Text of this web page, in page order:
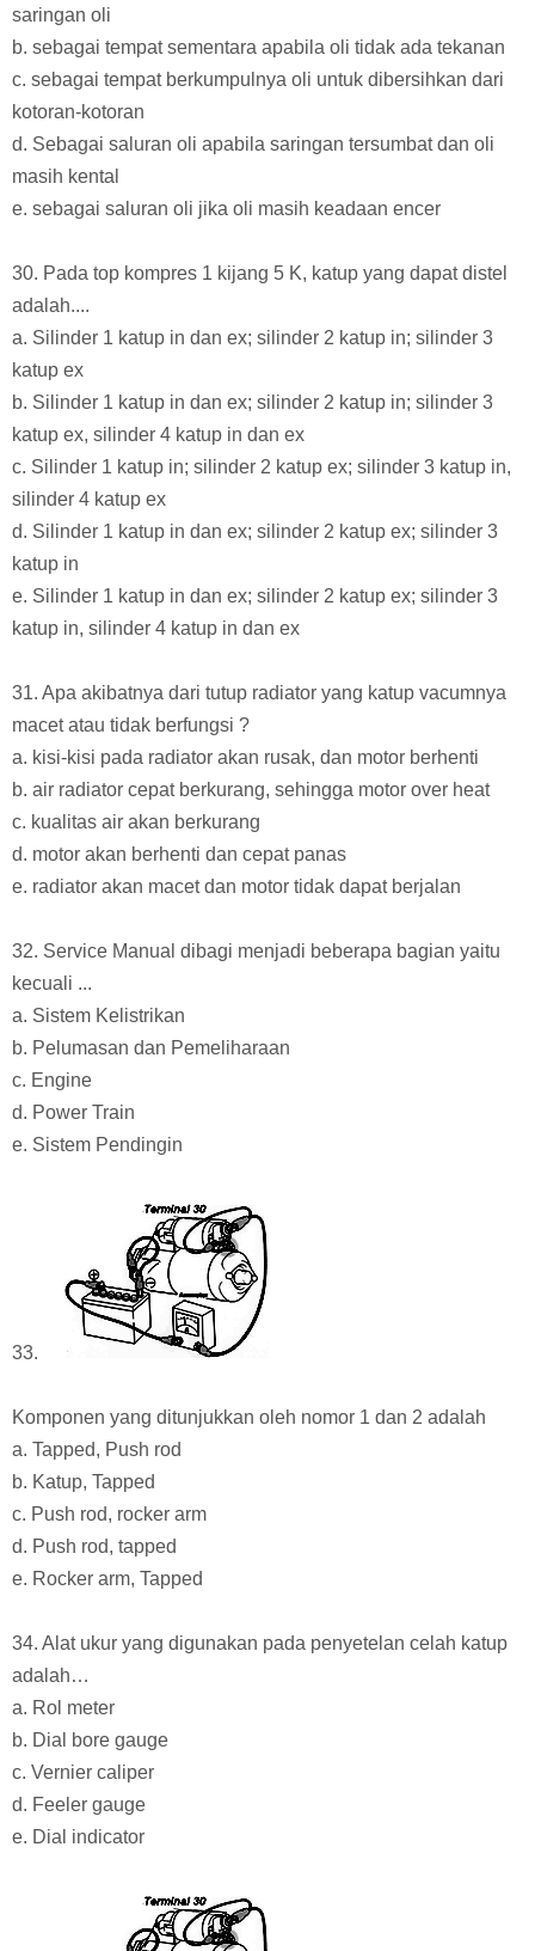
saringan oli
b. sebagai tempat sementara apabila oli tidak ada tekanan
c. sebagai tempat berkumpulnya oli untuk dibersihkan dari
kotoran-kotoran
d. Sebagai saluran oli apabila saringan tersumbat dan oli
masih kental
e. sebagai saluran oli jika oli masih keadaan encer
30. Pada top kompres 1 kijang 5 K, katup yang dapat distel
adalah....
a. Silinder 1 katup in dan ex; silinder 2 katup in; silinder 3
katup ex
b. Silinder 1 katup in dan ex; silinder 2 katup in; silinder 3
katup ex, silinder 4 katup in dan ex
c. Silinder 1 katup in; silinder 2 katup ex; silinder 3 katup in,
silinder 4 katup ex
d. Silinder 1 katup in dan ex; silinder 2 katup ex; silinder 3
katup in
e. Silinder 1 katup in dan ex; silinder 2 katup ex; silinder 3
katup in, silinder 4 katup in dan ex
31. Apa akibatnya dari tutup radiator yang katup vacumnya
macet atau tidak berfungsi ?
a. kisi-kisi pada radiator akan rusak, dan motor berhenti
b. air radiator cepat berkurang, sehingga motor over heat
c. kualitas air akan berkurang
d. motor akan berhenti dan cepat panas
e. radiator akan macet dan motor tidak dapat berjalan
32. Service Manual dibagi menjadi beberapa bagian yaitu
kecuali ...
a. Sistem Kelistrikan
b. Pelumasan dan Pemeliharaan
c. Engine
d. Power Train
e. Sistem Pendingin
33.
Komponen yang ditunjukkan oleh nomor 1 dan 2 adalah
a. Tapped, Push rod
b. Katup, Tapped
c. Push rod, rocker arm
d. Push rod, tapped
e. Rocker arm, Tapped
34. Alat ukur yang digunakan pada penyetelan celah katup
adalah…
a. Rol meter
b. Dial bore gauge
c. Vernier caliper
d. Feeler gauge
e. Dial indicator